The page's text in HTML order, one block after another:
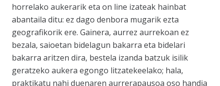
horrelako aukerarik eta on line izateak hainbat
abantaila ditu: ez dago denbora mugarik ezta
geografikorik ere. Gainera, aurrez aurrekoan ez
bezala, saioetan bidelagun bakarra eta bidelari
bakarra aritzen dira, bestela izanda batzuk isilik
geratzeko aukera egongo litzatekeelako; hala,
praktikatu nahi duenaren aurrerapausoa oso handia